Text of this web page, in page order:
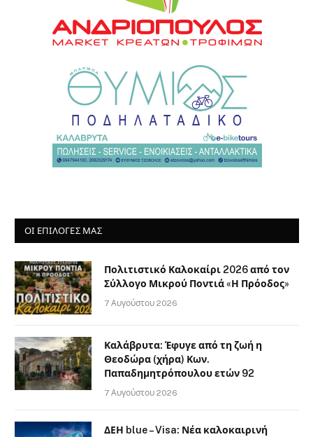
ΟΙ ΕΠΙΛΟΓΈΣ ΜΑΣ
Πολιτιστικό Καλοκαίρι 2026 από τον
Σύλλογο Μικρού Ποντιά «Η Πρόοδος»
7 Αυγούστου 2026
Καλάβρυτα: Έφυγε από τη ζωή η
Θεοδώρα (χήρα) Κων.
Παπαδημητρόπουλου ετών 92
7 Αυγούστου 2026
ΔΕΗ blue – Visa: Νέα καλοκαιρινή